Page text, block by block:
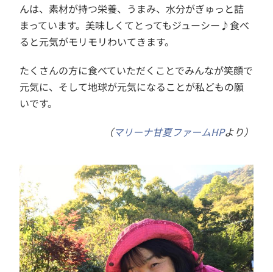
んは、素材が持つ栄養、うまみ、水分がぎゅっと詰
まっています。美味しくてとってもジューシー♪食べ
ると元気がモリモリわいてきます。
たくさんの方に食べていただくことでみんなが笑顔で
元気に、そして地球が元気になることが私どもの願
いです。
（マリーナ甘夏ファームHPより）